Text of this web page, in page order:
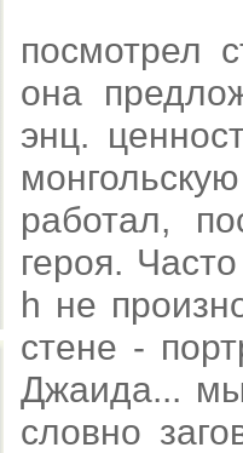
посмотрел
она
энц.
работал,
героя.
h не
стене -
Джаида... мы
словно